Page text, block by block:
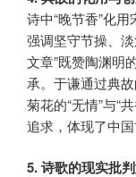
诗中“晚节香”化用
强调坚守节操、
文章”既赞陶渊明
承。于谦通过典
菊花的“无情”与“
追求，体现了中国
5. 诗歌的现实批